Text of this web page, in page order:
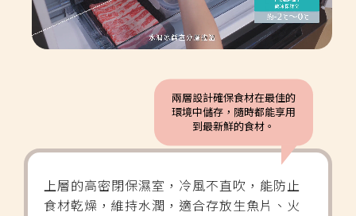
兩層設計確保食材在最佳的
環境中儲存，隨時都能享用
到最新鮮的食材。
上層的高密閉保濕室，冷風不直吹，能防止
食材乾燥，維持水潤，適合存放生魚片、火